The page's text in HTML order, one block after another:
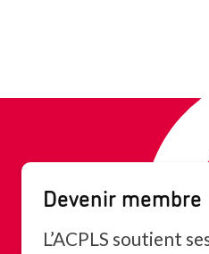
Devenir membre
L’ACPLS soutient